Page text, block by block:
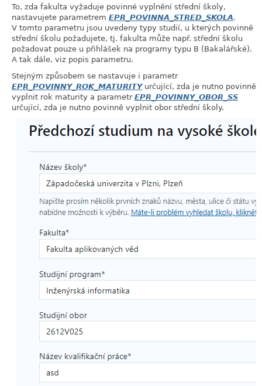
To, zda fakulta vyžaduje povinné vyplnění střední školy,
nastavujete parametrem EPR_POVINNA_STRED_SKOLA.
V tomto parametru jsou uvedeny typy studií, u kterých povinně
střední školu požadujete, tj. fakulta může např. střední školu
požadovat pouze u přihlášek na programy typu B (Bakalářské).
A tak dále, viz popis parametru.
Stejným způsobem se nastavuje i parametr
EPR_POVINNY_ROK_MATURITYurčující, zda je nutno povinně
vyplnit rok maturity a parametr EPR_POVINNY_OBOR_SS
určující, zda je nutno povinně vyplnit obor střední školy.